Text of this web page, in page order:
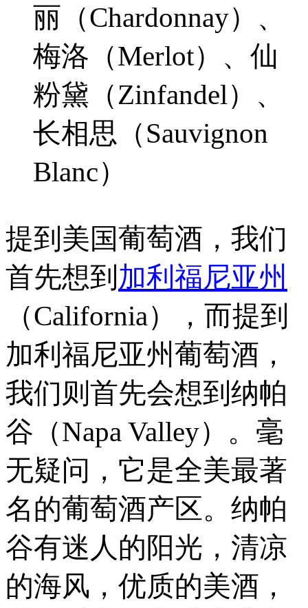
丽（Chardonnay）、
梅洛（Merlot）、仙
粉黛（Zinfandel）、
长相思（Sauvignon
Blanc）
提到美国葡萄酒，我们
首先想到 加利福尼亚州
（California），而提到
加利福尼亚州葡萄酒，
我们则首先会想到纳帕
谷（Napa Valley）。毫
无疑问，它是全美最著
名的葡萄酒产区。纳帕
谷有迷人的阳光，清凉
的海风，优质的美酒，